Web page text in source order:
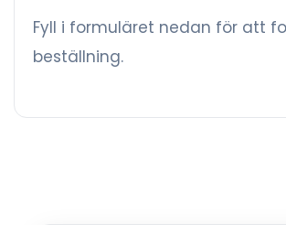
Fyll i formuläret nedan för att
beställning.